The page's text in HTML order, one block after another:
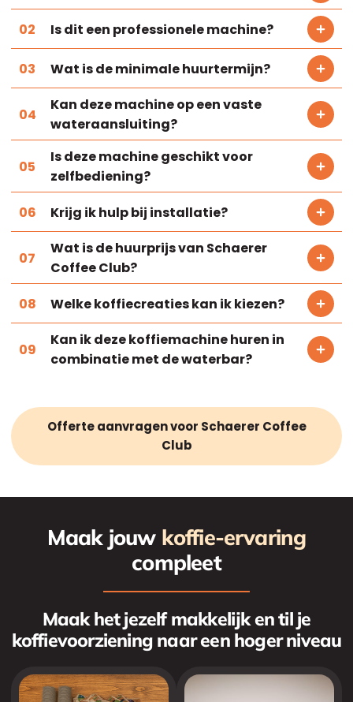
Is dit een professionele machine?
Wat is de minimale huurtermijn?
Kan deze machine op een vaste
wateraansluiting?
Is deze machine geschikt voor
zelfbediening?
Krijg ik hulp bij installatie?
Wat is de huurprijs van Schaerer
Coffee Club?
Welke koffiecreaties kan ik kiezen?
Kan ik deze koffiemachine huren in
combinatie met de waterbar?
Offerte aanvragen voor Schaerer Coffee
Club
Maak jouw koffie-ervaring
compleet
Maak het jezelf makkelijk en til je
koffievoorziening naar een hoger niveau